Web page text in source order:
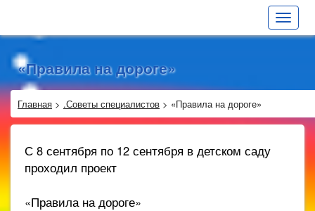
Toggle
«Правила на дороге»
Главная > .Советы специалистов > «Правила на дороге»
С 8 сентября по 12 сентября в детском саду
проходил проект
«Правила на дороге»